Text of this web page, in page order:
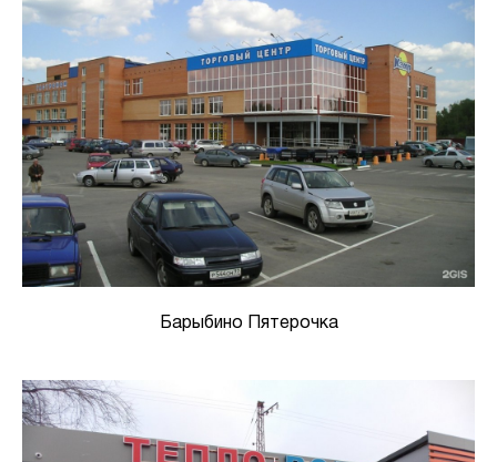
Барыбино Пятерочка